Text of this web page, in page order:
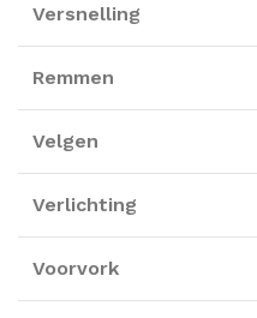
Versnelling
Remmen
Velgen
Verlichting
Voorvork